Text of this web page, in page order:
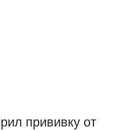
прививку от